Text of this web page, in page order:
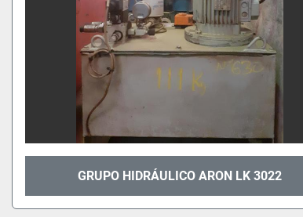
GRUPO HIDRÁULICO ARON LK 3022